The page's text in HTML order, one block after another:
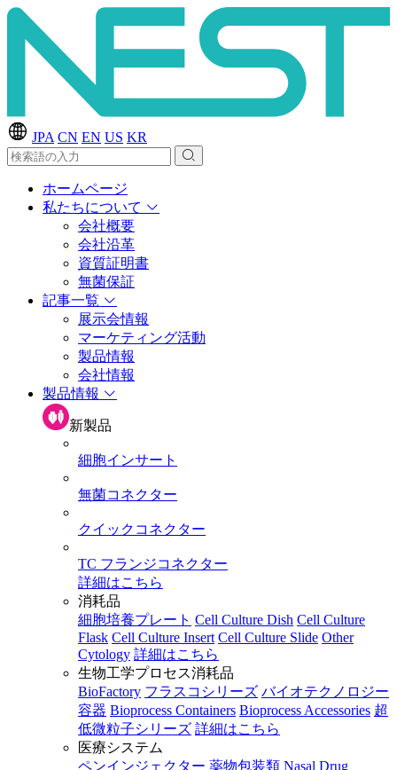
JPA CN EN US KR
ホームページ
私たちについて
会社概要
会社沿革
資質証明書
無菌保証
記事一覧
展示会情報
マーケティング活動
製品情報
会社情報
製品情報
新製品
細胞インサート
無菌コネクター
クイックコネクター
TC フランジコネクター
詳細はこちら
消耗品
細胞培養プレート Cell Culture Dish Cell Culture
Flask Cell Culture Insert Cell Culture Slide Other
Cytology 詳細はこちら
生物工学プロセス消耗品
BioFactory フラスコシリーズ バイオテクノロジー
容器 Bioprocess Containers Bioprocess Accessories 超
低微粒子シリーズ 詳細はこちら
医療システム
ペンインジェクター 薬物包装類 Nasal Drug